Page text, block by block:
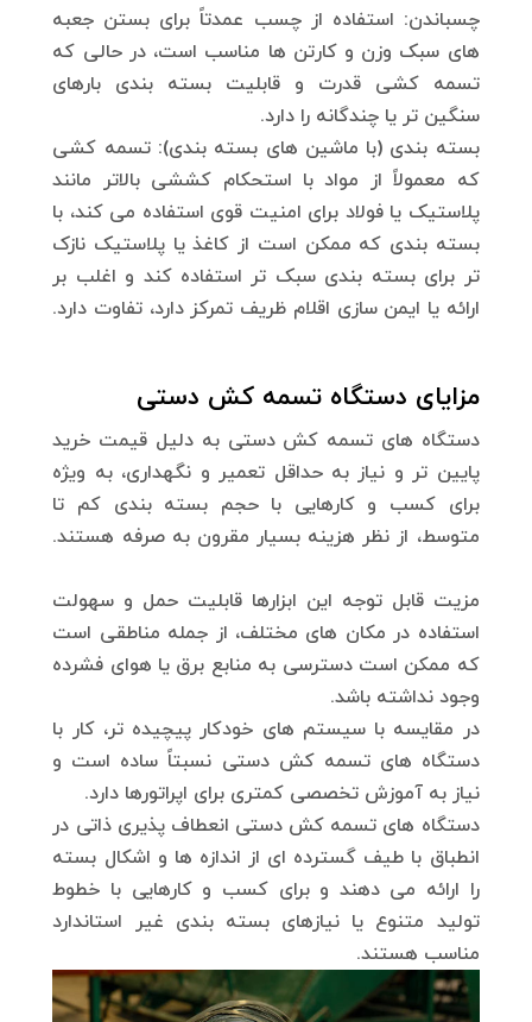
چسباندن: استفاده از چسب عمدتاً برای بستن جعبه
های سبک وزن و کارتن ها مناسب است، در حالی که
تسمه کشی قدرت و قابلیت بسته بندی بارهای
سنگین تر یا چندگانه را دارد.
بسته بندی (با ماشین های بسته بندی): تسمه کشی
که معمولاً از مواد با استحکام کششی بالاتر مانند
پلاستیک یا فولاد برای امنیت قوی استفاده می کند، با
بسته بندی که ممکن است از کاغذ یا پلاستیک نازک
تر برای بسته بندی سبک تر استفاده کند و اغلب بر
ارائه یا ایمن سازی اقلام ظریف تمرکز دارد، تفاوت دارد.
مزایای دستگاه تسمه کش دستی
دستگاه های تسمه کش دستی به دلیل قیمت خرید
پایین تر و نیاز به حداقل تعمیر و نگهداری، به ویژه
برای کسب و کارهایی با حجم بسته بندی کم تا
متوسط، از نظر هزینه بسیار مقرون به صرفه هستند.
مزیت قابل توجه این ابزارها قابلیت حمل و سهولت
استفاده در مکان های مختلف، از جمله مناطقی است
که ممکن است دسترسی به منابع برق یا هوای فشرده
وجود نداشته باشد.
در مقایسه با سیستم های خودکار پیچیده تر، کار با
دستگاه های تسمه کش دستی نسبتاً ساده است و
نیاز به آموزش تخصصی کمتری برای اپراتورها دارد.
دستگاه های تسمه کش دستی انعطاف پذیری ذاتی در
انطباق با طیف گسترده ای از اندازه ها و اشکال بسته
را ارائه می دهند و برای کسب و کارهایی با خطوط
تولید متنوع یا نیازهای بسته بندی غیر استاندارد
مناسب هستند.